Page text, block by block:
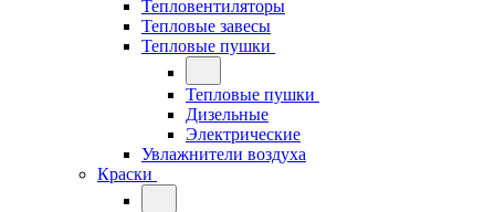
Тепловентиляторы
Тепловые завесы
Тепловые пушки
Тепловые пушки
Дизельные
Электрические
Увлажнители воздуха
Краски